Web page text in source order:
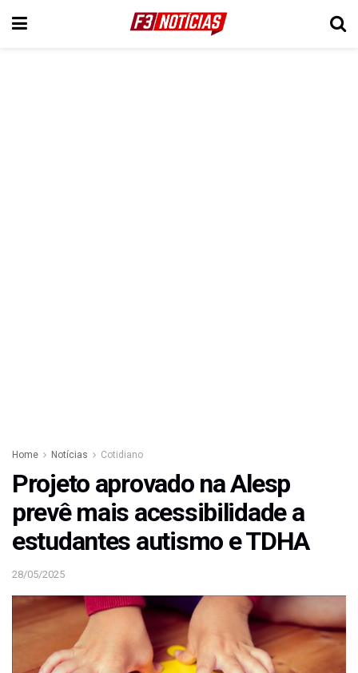
Home Notícias Cotidiano
Projeto aprovado na Alesp
prevê mais acessibilidade a
estudantes autismo e TDHA
28/05/2025